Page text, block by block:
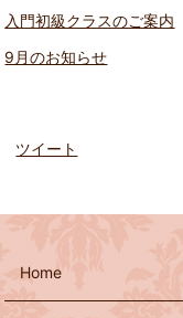
入門初級クラスのご案内
9月のお知らせ
ツイート
Home